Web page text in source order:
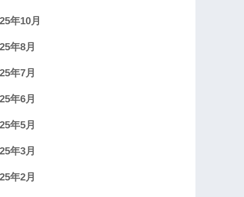
年10月
年8月
年7月
年6月
年5月
年3月
年2月